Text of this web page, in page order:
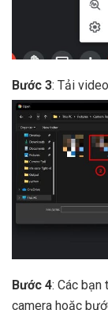
Bước 3: Tải
Bước 4: Các bạn
camera hoặc